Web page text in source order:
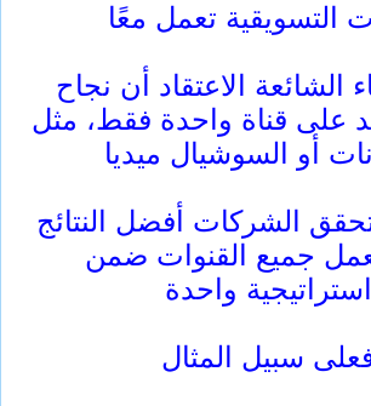
التسويقية تعمل معًا
الشائعة الاعتقاد أن نجاح
على قناة واحدة فقط، مثل
الشركات أفضل النتائج
جميع القنوات ضمن